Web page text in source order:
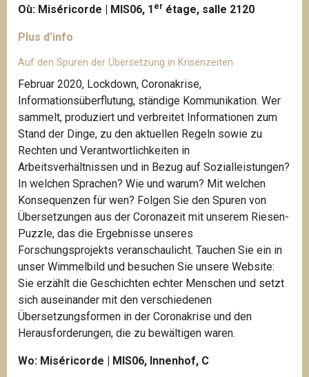
Où: Miséricorde | MIS06, 1 er étage, salle 2120
Plus d'info
Auf den Spuren der Übersetzung in Krisenzeiten
Februar 2020, Lockdown, Coronakrise,
Informationsüberflutung, ständige Kommunikation. Wer
sammelt, produziert und verbreitet Informationen zum
Stand der Dinge, zu den aktuellen Regeln sowie zu
Rechten und Verantwortlichkeiten in
Arbeitsverhältnissen und in Bezug auf Sozialleistungen?
In welchen Sprachen? Wie und warum? Mit welchen
Konsequenzen für wen? Folgen Sie den Spuren von
Übersetzungen aus der Coronazeit mit unserem Riesen-
Puzzle, das die Ergebnisse unseres
Forschungsprojekts veranschaulicht. Tauchen Sie ein in
unser Wimmelbild und besuchen Sie unsere Website:
Sie erzählt die Geschichten echter Menschen und setzt
sich auseinander mit den verschiedenen
Übersetzungsformen in der Coronakrise und den
Herausforderungen, die zu bewältigen waren.
Wo: Miséricorde | MIS06, Innenhof, C